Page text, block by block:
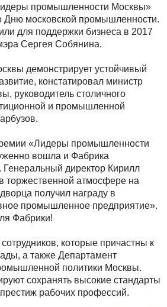
промышленности Москвы»
Дню московской промышленности.
для поддержки бизнеса в 2017
Сергея Собянина.
демонстрирует устойчивый
констатировал министр
руководитель столичного
и промышленной
«Лидеры промышленности
вошла и Фабрика
Генеральный директор Кирилл
торжественной атмосфере на
получил награду в
промышленное предприятие».
Фабрики!
которые причастны к
а также Департамент
политики Москвы.
сохранять высокие стандарты
рабочих профессий.